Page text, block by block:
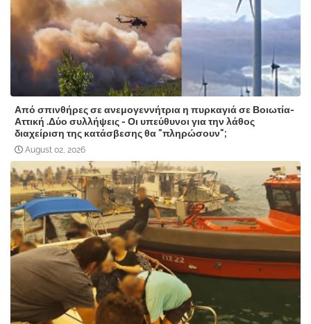
Από σπινθήρες σε ανεμογεννήτρια η πυρκαγιά σε Βοιωτία-
Αττική .Δύο συλλήψεις - Οι υπεύθυνοι για την λάθος
διαχείριση της κατάσβεσης θα "πληρώσουν";
August 02, 2026